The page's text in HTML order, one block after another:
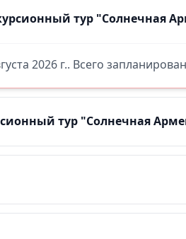
тур "Солнечная
2026 г.. Всего
тур "Солнечная